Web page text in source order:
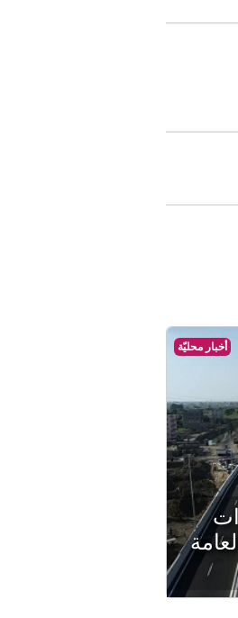
أخبار محليّة